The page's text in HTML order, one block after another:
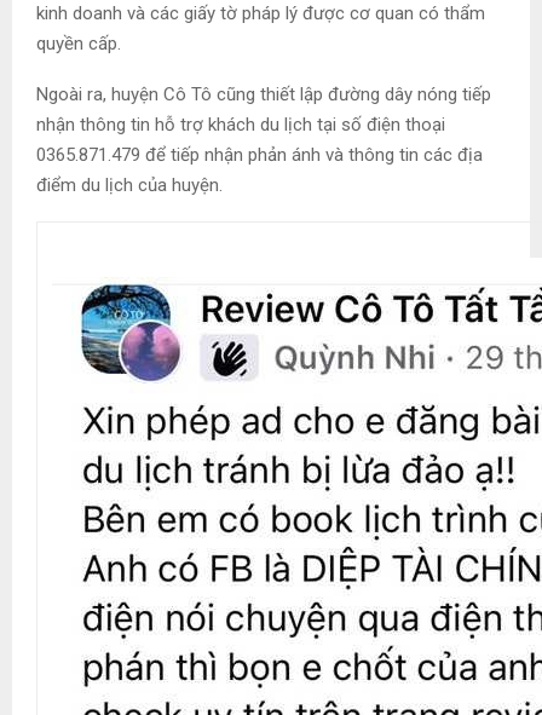
kinh doanh và các giấy tờ pháp lý được cơ quan có thẩm
quyền cấp.
Ngoài ra, huyện Cô Tô cũng thiết lập đường dây nóng tiếp
nhận thông tin hỗ trợ khách du lịch tại số điện thoại
0365.871.479 để tiếp nhận phản ánh và thông tin các địa
điểm du lịch của huyện.